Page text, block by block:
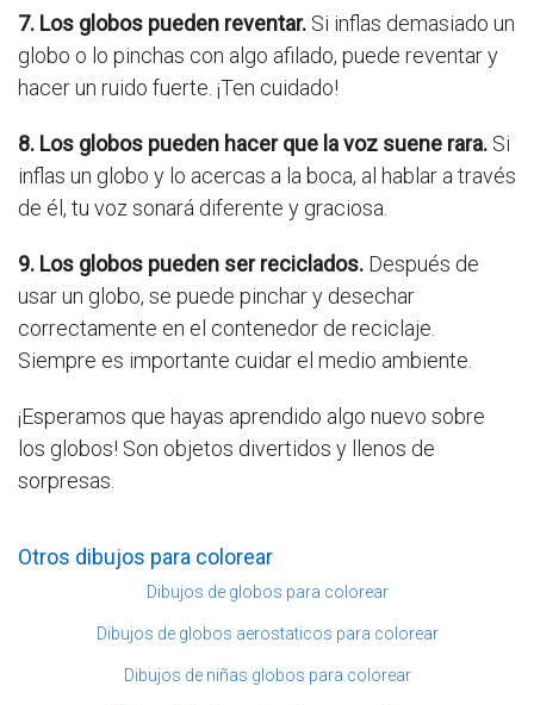
7. Los globos pueden reventar. Si inflas demasiado un
globo o lo pinchas con algo afilado, puede reventar y
hacer un ruido fuerte. ¡Ten cuidado!
8. Los globos pueden hacer que la voz suene rara. Si
inflas un globo y lo acercas a la boca, al hablar a través
de él, tu voz sonará diferente y graciosa.
9. Los globos pueden ser reciclados. Después de
usar un globo, se puede pinchar y desechar
correctamente en el contenedor de reciclaje.
Siempre es importante cuidar el medio ambiente.
¡Esperamos que hayas aprendido algo nuevo sobre
los globos! Son objetos divertidos y llenos de
sorpresas.
Otros dibujos para colorear
Dibujos de globos para colorear
Dibujos de globos aerostaticos para colorear
Dibujos de niñas globos para colorear